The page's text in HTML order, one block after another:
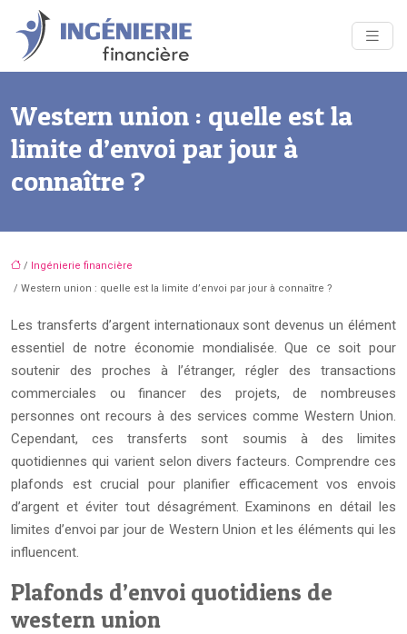
Western union : quelle est la
limite d’envoi par jour à
connaître ?
/ Ingénierie financière
/ Western union : quelle est la limite d’envoi par jour à connaître ?
Les transferts d’argent internationaux sont devenus un élément
essentiel de notre économie mondialisée. Que ce soit pour
soutenir des proches à l’étranger, régler des transactions
commerciales ou financer des projets, de nombreuses
personnes ont recours à des services comme Western Union.
Cependant, ces transferts sont soumis à des limites
quotidiennes qui varient selon divers facteurs. Comprendre ces
plafonds est crucial pour planifier efficacement vos envois
d’argent et éviter tout désagrément. Examinons en détail les
limites d’envoi par jour de Western Union et les éléments qui les
influencent.
Plafonds d’envoi quotidiens de
western union